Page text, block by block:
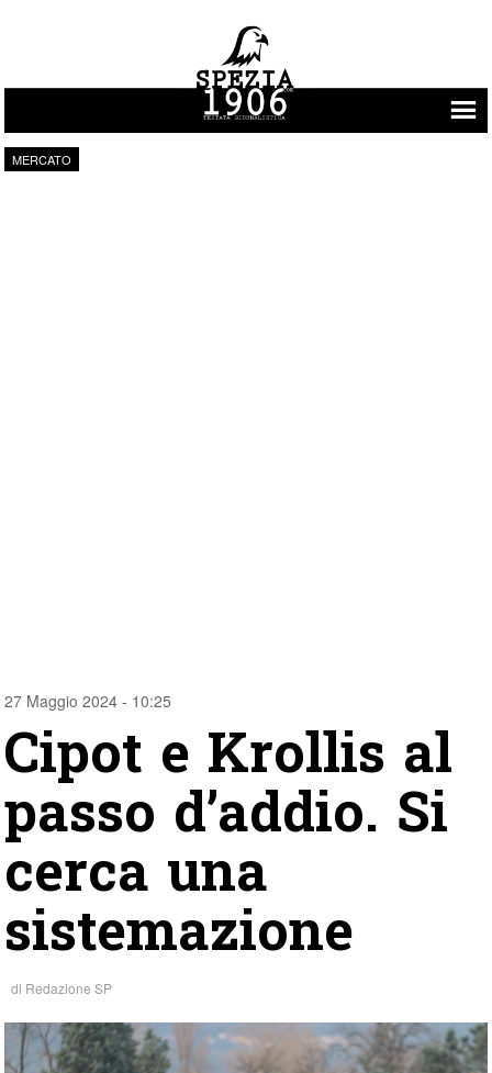
Vai al contenuto
MERCATO
27 Maggio 2024 - 10:25
Cipot e Krollis al
passo d’addio. Si
cerca una
sistemazione
di Redazione SP